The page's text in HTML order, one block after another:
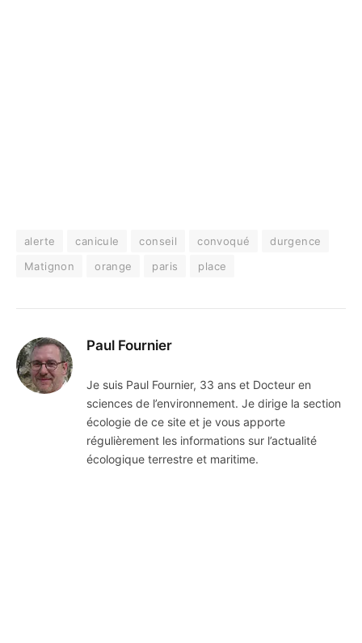
alerte canicule conseil convoqué
durgence
Matignon
orange paris place
Paul Fournier
Je suis Paul Fournier, 33 ans et Docteur en
sciences de l’environnement. Je dirige la section
écologie de ce site et je vous apporte
régulièrement les informations sur l’actualité
écologique terrestre et maritime.